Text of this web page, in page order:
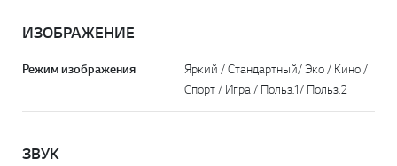
ИЗОБРАЖЕНИЕ
Режим изображения
Яркий / Стандартный/ Эко / Кино /
Спорт / Игра / Польз.1/ Польз.2
ЗВУК